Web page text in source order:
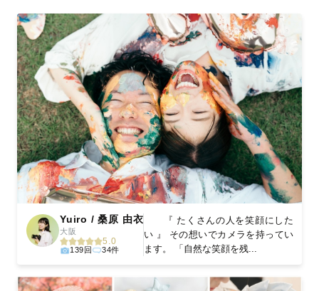
験をお届けします。
丁寧なレタッチで思い出を美しく仕上げます
撮影後は、独自の編集技術で写真の明るさや色合いを丁寧に調
整。自然な雰囲気を残しつつも、おしゃれで洗練された仕上がり
に。きっと「こんな写真を撮ってほしかった！」と思える一枚に
出会えます。まずは、ラブグラフの撮影事例をご覧ください。
Yuiro / 桑原 由衣
大阪
5.0
139回 34件
『 たくさんの人を笑顔にした
い 』 その想いでカメラを持ってい
ます。 「自然な笑顔を残...